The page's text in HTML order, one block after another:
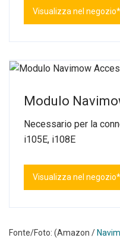
Visualizza nel negozio*
Modulo
Necessario per la
i105E, i108E
Visualizza nel negozio*
Fonte/Foto: (Amazon /